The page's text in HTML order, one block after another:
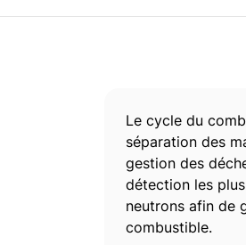
Le cycle du
séparation des
gestion des
détection les
neutrons afin de
combustible.